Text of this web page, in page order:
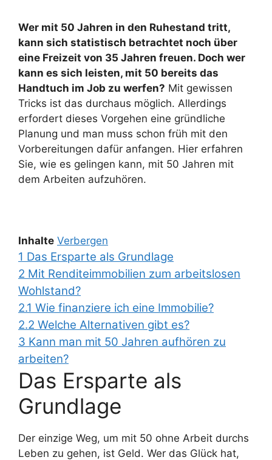
Wer mit 50 Jahren in den Ruhestand tritt,
kann sich statistisch betrachtet noch über
eine Freizeit von 35 Jahren freuen. Doch wer
kann es sich leisten, mit 50 bereits das
Handtuch im Job zu werfen? Mit gewissen
Tricks ist das durchaus möglich. Allerdings
erfordert dieses Vorgehen eine gründliche
Planung und man muss schon früh mit den
Vorbereitungen dafür anfangen. Hier erfahren
Sie, wie es gelingen kann, mit 50 Jahren mit
dem Arbeiten aufzuhören.
Inhalte Verbergen
1 Das Ersparte als Grundlage
2 Mit Renditeimmobilien zum arbeitslosen
Wohlstand?
2.1 Wie finanziere ich eine Immobilie?
2.2 Welche Alternativen gibt es?
3 Kann man mit 50 Jahren aufhören zu
arbeiten?
Das Ersparte als
Grundlage
Der einzige Weg, um mit 50 ohne Arbeit durchs
Leben zu gehen, ist Geld. Wer das Glück hat,